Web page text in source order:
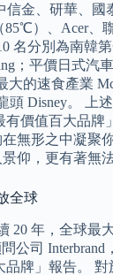
信金、研華、國
85℃）、Acer、
名分別為南韓
；平價日式汽
大的速食產業
頭 Disney。 上
有價值百大品牌
無形之中凝聚
仰，更有著無
全球
20 年，全球最
公司 Interbrand
品牌」報告。